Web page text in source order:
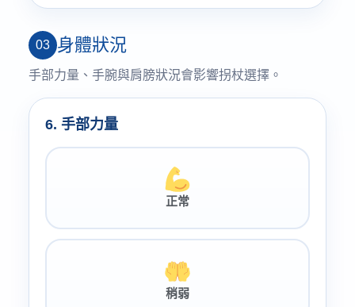
03 身體狀況
手部力量、手腕與肩膀狀況會影響拐杖選擇。
6. 手部力量
正常
稍弱